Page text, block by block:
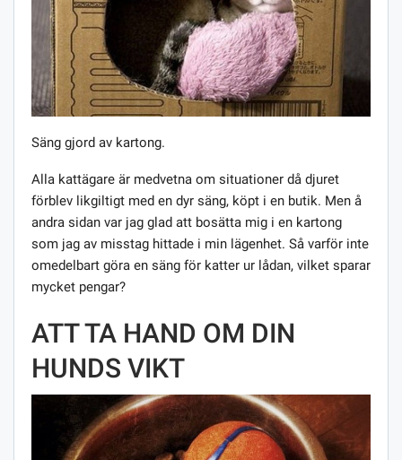
Säng gjord av kartong.
Alla kattägare är medvetna om situationer då djuret
förblev likgiltigt med en dyr säng, köpt i en butik. Men å
andra sidan var jag glad att bosätta mig i en kartong
som jag av misstag hittade i min lägenhet. Så varför inte
omedelbart göra en säng för katter ur lådan, vilket sparar
mycket pengar?
ATT TA HAND OM DIN
HUNDS VIKT